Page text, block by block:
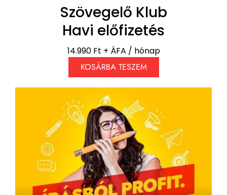
Szövegelő Klub
Havi előfizetés
14.990 Ft + ÁFA / hónap
KOSÁRBA TESZEM